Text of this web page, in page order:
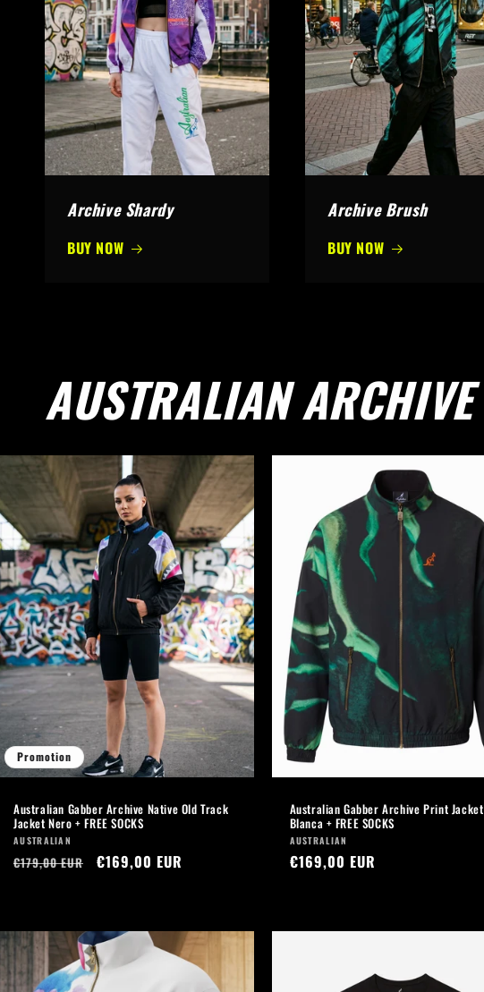
Archive Shardy
BUY NOW
Archive Brush
BUY NOW
AUSTRALIAN ARCHIVE
Promotion
Australian Gabber Archive Native Old Track
Jacket Nero + FREE SOCKS
Fournisseur :
AUSTRALIAN
Prix
€179,00 EUR
Prix
€169,00 EUR
Australian Gabber Archive Print Jacket
Blanca + FREE SOCKS
Fournisseur :
AUSTRALIAN
Prix
€169,00 EUR